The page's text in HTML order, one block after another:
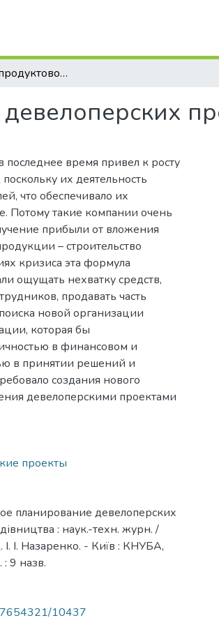
Структурно-продуктовое планирование девелоперских проектов
время привел к росту
их деятельность
что обеспечивало их
Потому такие компании очень
прибыли от вложения
– строительство
кризиса эта формула
ощущать нехватку средств,
продавать часть
новой организации
которая бы
в финансовом и
в принятии решений и
создания нового
девелоперскими проектами
проекты
планирование девелоперских
: наук.-техн. журн. /
І. І. Назаренко. - Київ : КНУБА,
9 назв.
10437